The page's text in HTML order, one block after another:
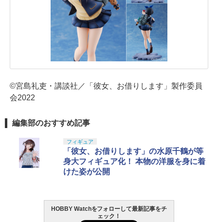
©宮島礼吏・講談社／「彼女、お借りします」製作委員
会2022
編集部のおすすめ記事
フィギュア
「彼女、お借りします」の水原千鶴が等
身大フィギュア化！ 本物の洋服を身に着
けた姿が公開
HOBBY Watchをフォローして最新記事をチ
ェック！